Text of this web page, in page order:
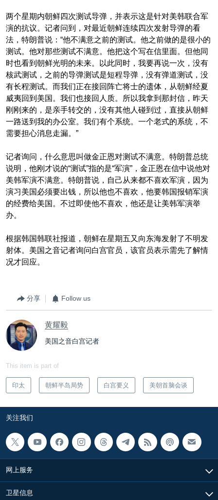
两个星期内朝鲜四次测试导弹，并表示这是针对美韩联合军
演的抗议。记者问到，对最近朝鲜连续四次发射导弹的看
法，特朗普说：“他不满意之前的测试。他之前做的是很小的
测试。他对那些测试不满意。他把这个写在信里面。但他同
时也看到朝鲜光明的未来。以此同时，我要再说一次，没有
核武测试，之前的导弹测试是短程导弹，没有弹道测试，没
有长程测试。而我们正在接回阵亡将士的遗体，从朝鲜经夏
威夷回到美国。我们也接回人质。所以我拿到 那封信，昨天
刚刚来的，是亲手转交的，没有其他人碰到过，直接从朝鲜
一路送到我的办公室。我们有个系统。一个老式的系统，不
需要担心消息走漏。”
记者询问，什么意思叫做金正恩对测试不满意。特朗普总统
说明，他刚才说的“测试”指的是“军演”， 金正恩在信中说他对
美韩军演不满意。特朗普说，自己从来都不喜欢军演，因为
演习美国必须要出钱，所以他也不喜欢，他要韩国报销军演
的经费给美国。 不过即使他不喜欢，他还是让美韩军演举
办。
根据韩国韩联社报道，朝鲜在星期五又向东海发射了不明发
射体。美国之音记者询问白宫官员，该官员表示需先了解情
况才回应。
分享 Follow us
黄耀毅
美国之音白宫记者
This item is part of
印太 朝鲜半岛局势 白宫要义 美朝首脑会谈
关注我们
网上服务
卫星信息